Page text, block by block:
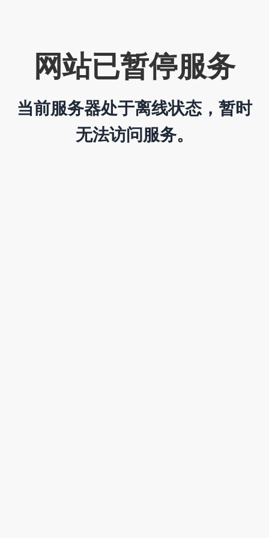
网站已暂停服务
当前服务器处于离线状态，暂时
无法访问服务。